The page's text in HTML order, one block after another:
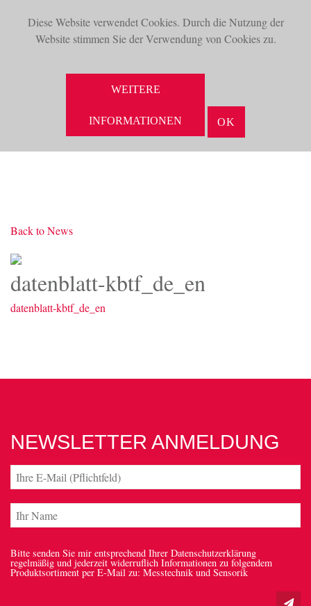
Diese Website verwendet Cookies. Durch die Nutzung der
Website stimmen Sie der Verwendung von Cookies zu.
WEITERE
INFORMATIONEN OK
Back to News
datenblatt-kbtf_de_en
datenblatt-kbtf_de_en
NEWSLETTER ANMELDUNG
Bitte senden Sie mir entsprechend Ihrer Datenschutzerklärung
regelmäßig und jederzeit widerruflich Informationen zu folgendem
Produktsortiment per E-Mail zu: Messtechnik und Sensorik